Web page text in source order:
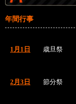
年間行事
1月1日 歳旦祭
2月3日 節分祭